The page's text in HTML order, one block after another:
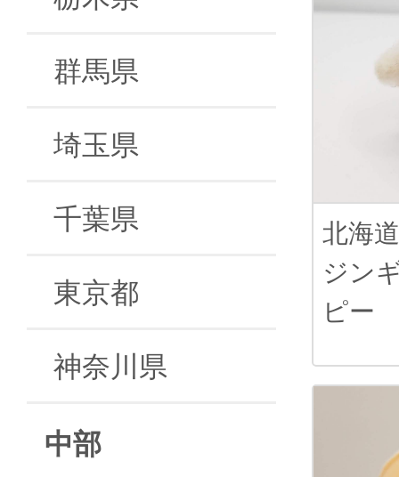
群馬県
埼玉県
千葉県
東京都
神奈川県
中部
北海道
ジン
ピー